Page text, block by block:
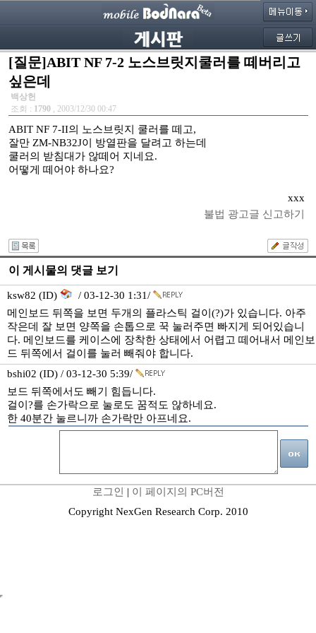
[질문]ABIT NF 7-2 노스브릿지쿨러를 떼버리고
싶은데
백상헌
조회 : 1790 , 2003/12/30 00:47
ABIT NF 7-II의 노스브릿지 쿨러를 떼고,
잘만 ZM-NB32J이 방열판을 달려고 하는데
쿨러의 받침대가 않떼어 지네요.
어떻게 떼어야 하나요?
xxx
불법 광고글 신고하기
이 게시물의 댓글 보기
ksw82 (ID)
/ 03-12-30 1:31/
메인보드 뒤쪽을 보면 두개의 플라스틱 걸이(?)가 있습니다. 아주
작은데 잘 보면 양쪽을 손톱으로 꾹 눌러주면 빠지게 되어있습니
다. 메인보드를 케이스에 장착한 상태에서 어렵고 떼어내서 메인보
드 뒤쪽에서 걸이를 눌러 빼줘야 합니다.
bshi02 (ID) / 03-12-30 5:39/
보드 뒤쪽에서도 빼기 힘듭니다.
걸이?를 손가락으로 눌로도 꿈적도 않하네요.
한 40분간 눌르니까 손가락만 아프네요.
로그인 | 이 페이지의 PC버전
Copyright NexGen Research Corp. 2010